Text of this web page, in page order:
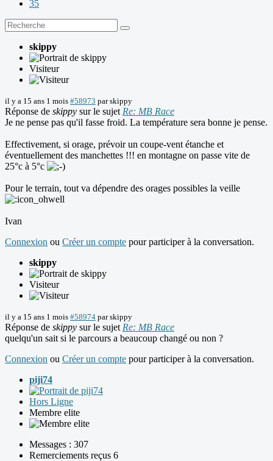
35
skippy
Visiteur
il y a 15 ans 1 mois #58973 parskippy
Réponse de skippy sur le sujet Re: MB Race
Je ne pense pas qu'il fasse froid. La température sera bonne je pense.
Effectivement, si orage, prévoir un coupe-vent étanche et
éventuellement des manchettes !!! en montagne on passe vite de
25°c à 5°c
Pour le terrain, tout va dépendre des orages possibles la veille
Ivan
Connexion ou Créer un compte pour participer à la conversation.
skippy
Visiteur
il y a 15 ans 1 mois #58974 parskippy
Réponse de skippy sur le sujet Re: MB Race
quelqu'un sait si le parcours a beaucoup changé ou non ?
Connexion ou Créer un compte pour participer à la conversation.
piji74
Hors Ligne
Membre elite
Messages : 307
Remerciements reçus 6